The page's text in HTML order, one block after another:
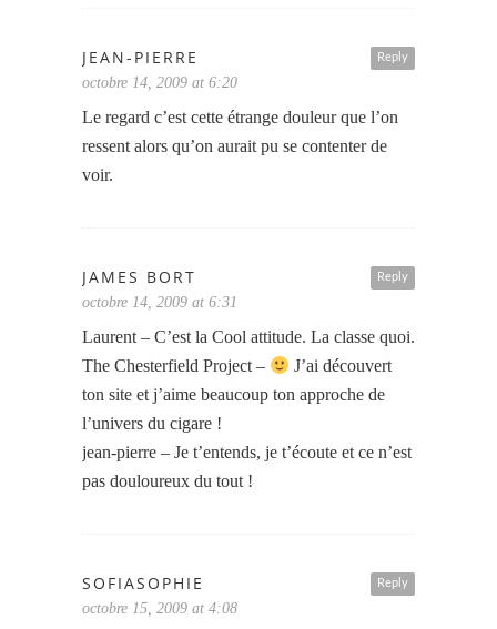
Reply
JEAN-PIERRE
octobre 14, 2009 at 6:20
Le regard c’est cette étrange douleur que l’on
ressent alors qu’on aurait pu se contenter de
voir.
Reply
JAMES BORT
octobre 14, 2009 at 6:31
Laurent – C’est la Cool attitude. La classe quoi.
The Chesterfield Project –
J’ai découvert
ton site et j’aime beaucoup ton approche de
l’univers du cigare !
jean-pierre – Je t’entends, je t’écoute et ce n’est
pas douloureux du tout !
Reply
SOFIASOPHIE
octobre 15, 2009 at 4:08